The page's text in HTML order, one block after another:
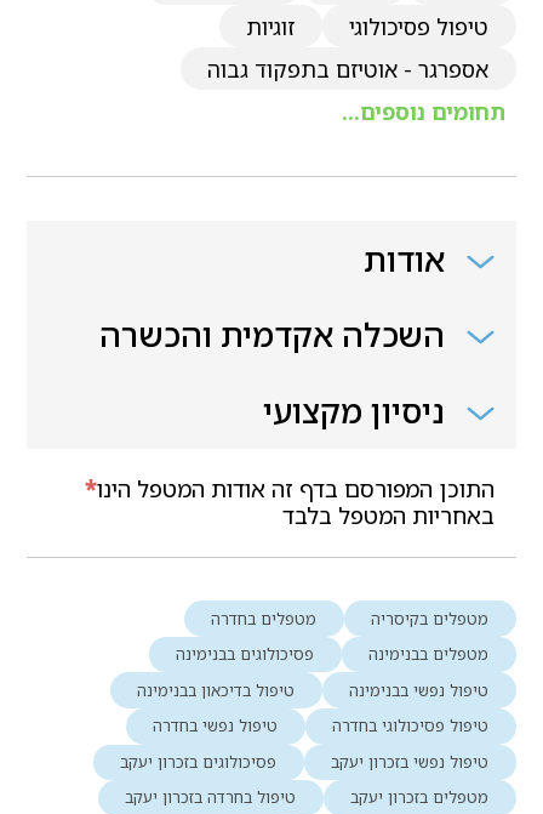
טיפול פסיכולוגי
זוגיות
אספרגר - אוטיזם בתפקוד גבוה
תחומים נוספים...
אודות
השכלה אקדמית והכשרה
ניסיון מקצועי
*התוכן המפורסם בדף זה אודות המטפל הינו
באחריות המטפל בלבד
מטפלים בקיסריה
מטפלים בחדרה
מטפלים בבנימינה
פסיכולוגים בבנימינה
טיפול נפשי בבנימינה
טיפול בדיכאון בבנימינה
טיפול פסיכולוגי בחדרה
טיפול נפשי בחדרה
טיפול נפשי בזכרון יעקב
פסיכולוגים בזכרון יעקב
מטפלים בזכרון יעקב
טיפול בחרדה בזכרון יעקב